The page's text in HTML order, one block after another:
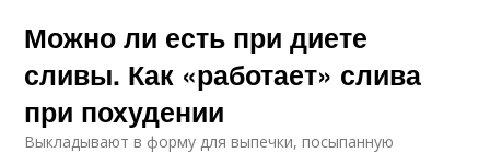
Можно ли есть при диете
сливы. Как «работает» слива
при похудении
Выкладывают в форму для выпечки, посыпанную